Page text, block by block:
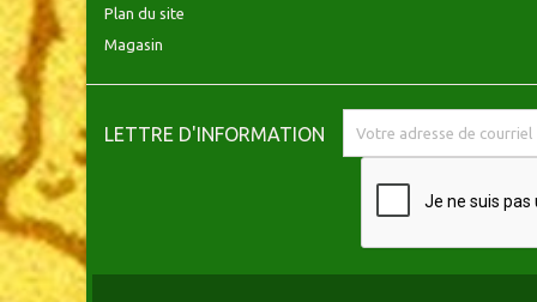
Plan du site
Magasin
LETTRE D'INFORMATION